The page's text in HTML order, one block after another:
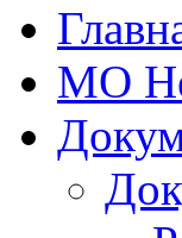
МО